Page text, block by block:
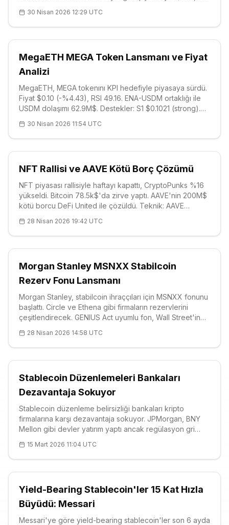
sektörde ivme kazanıyor.
30 Nisan 2026 12:29 UTC
MegaETH MEGA Token Lansmanı ve Fiyat
Analizi
MegaETH, MEGA tokenını KPI hedefiyle piyasaya sürdü.
Fiyat $0.10 (-%4.43), RSI 49.16. ENA-USDM ortaklığı ile
USDM dolaşımı 62.9M$. Destekler: S1 $0.1021 (strong).
30 Nisan 2026 11:54 UTC
NFT Rallisi ve AAVE Kötü Borç Çözümü
NFT piyasası rallisiyle haftayı kapattı, CryptoPunks %16
yükseldi. Bitcoin 78.5k$'da zirve yaptı. AAVE'nin 200M$
kötü borcu DeFi United ile çözüldü. Teknik: AAVE
28 Nisan 2026 19:42 UTC
Morgan Stanley MSNXX Stabilcoin
Rezerv Fonu Lansmanı
Morgan Stanley, stabilcoin ihraççıları için MSNXX fonunu
başlattı. Circle ve Ethena gibi firmaların rezervlerini
çeşitlendirecek. GENIUS Act uyumlu fon, Wall Street'in
yatay trendde. Piyasa değeri 316 milyar $.
28 Nisan 2026 14:58 UTC
Stablecoin Düzenlemeleri Bankaları
Dezavantaja Sokuyor
Stablecoin düzenleme belirsizliği bankaları kripto
firmalarına karşı dezavantaja sokuyor. JPMorgan, BNY
Mellon gibi devler yatırım yaptı ancak regülasyon gri
kaçışını tetikleyebilir, Ethena USDe ve ENA gibi tokenlar
öne çıkıyor. ENA $0.11'de, güçlü destek $0.1073.
15 Mart 2026 11:04 UTC
Yield-Bearing Stablecoin'ler 15 Kat Hızla
Büyüdü: Messari
Messari'ye göre yield-bearing stablecoin'ler son 6 ayda